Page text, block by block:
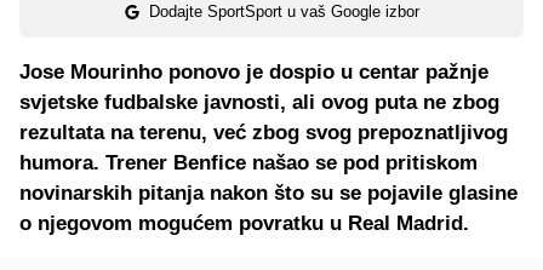
Dodajte SportSport u vaš Google izbor
Jose Mourinho ponovo je dospio u centar pažnje
svjetske fudbalske javnosti, ali ovog puta ne zbog
rezultata na terenu, već zbog svog prepoznatljivog
humora. Trener Benfice našao se pod pritiskom
novinarskih pitanja nakon što su se pojavile glasine
o njegovom mogućem povratku u Real Madrid.